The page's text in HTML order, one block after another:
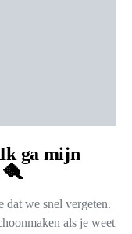
ga mijn
🪮
dat we snel vergeten.
als je weet